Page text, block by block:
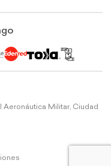
Aeronáutica Militar, Ciudad